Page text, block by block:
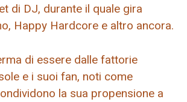
di DJ, durante il quale gira
Happy Hardcore e altro ancora.
di essere dalle fattorie
e i suoi fan, noti come
la sua propensione a